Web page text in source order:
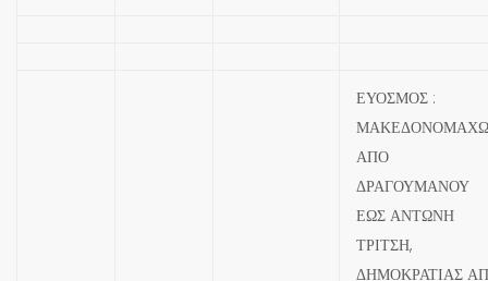
ΕΥΟΣΜΟΣ :
ΑΠΟ
ΔΡΑΓΟΥΜΑΝΟΥ
ΕΩΣ ΑΝΤΩΝΗ
ΤΡΙΤΣΗ,
ΔΗΜΟΚΡΑΤΙΑΣ